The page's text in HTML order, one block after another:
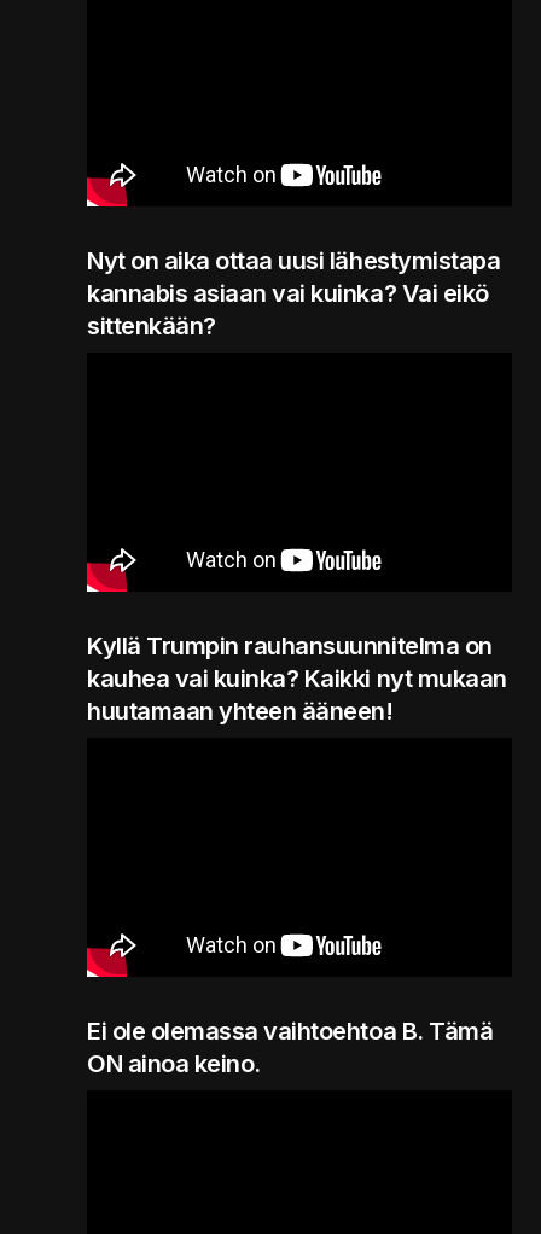
Nyt on aika ottaa uusi lähestymistapa
kannabis asiaan vai kuinka? Vai eikö
sittenkään?
Kyllä Trumpin rauhansuunnitelma on
kauhea vai kuinka? Kaikki nyt mukaan
huutamaan yhteen ääneen!
Ei ole olemassa vaihtoehtoa B. Tämä
ON ainoa keino.